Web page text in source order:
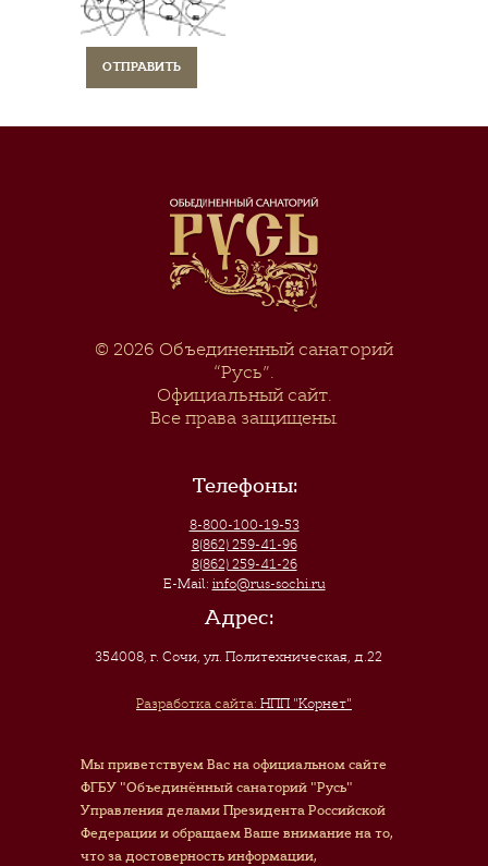
© 2026 Объединенный санаторий
“Русь”.
Официальный сайт.
Все права защищены.
Телефоны:
8-800-100-19-53
8(862) 259-41-96
8(862) 259-41-26
E-Mail: info@rus-sochi.ru
Адрес:
354008, г. Сочи,ул. Политехническая, д.22
Разработка сайта: НПП "Корнет"
Мы приветствуем Вас на официальном сайте
ФГБУ "Объединённый санаторий "Русь"
Управления делами Президента Российской
Федерации и обращаем Ваше внимание на то,
что за достоверность информации,